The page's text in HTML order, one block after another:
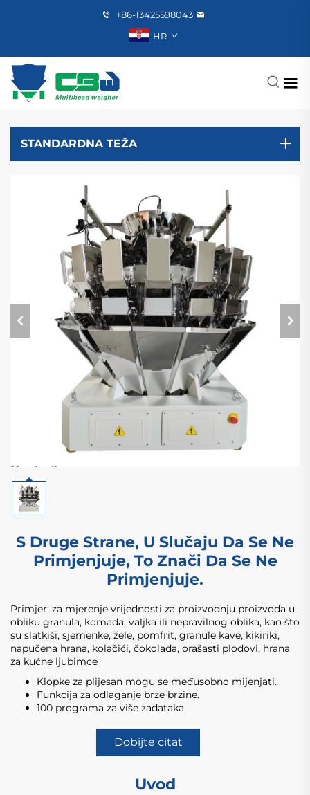
+86-13425598043
HR
STANDARDNA TEŽA
S Druge Strane, U Slučaju Da Se Ne
Primjenjuje, To Znači Da Se Ne
Primjenjuje.
Primjer: za mjerenje vrijednosti za proizvodnju proizvoda u
obliku granula, komada, valjka ili nepravilnog oblika, kao što
su slatkiši, sjemenke, žele, pomfrit, granule kave, kikiriki,
napučena hrana, kolačići, čokolada, orašasti plodovi, hrana
za kućne ljubimce
Klopke za plijesan mogu se međusobno mijenjati.
Funkcija za odlaganje brze brzine.
100 programa za više zadataka.
Dobijte citat
Uvod